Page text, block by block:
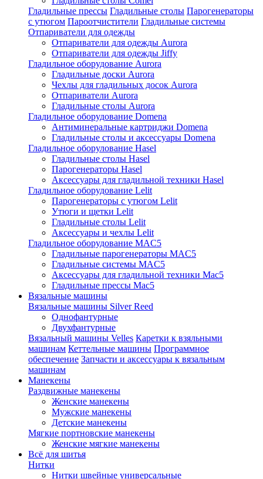
Гладильные прессы Гладильные столы Парогенераторы
с утюгом Пароотчистители Гладильные системы
Отпариватели для одежды
Отпариватели для одежды Aurora
Отпариватели для одежды Jiffy
Гладильное оборудование Aurora
Гладильные доски Aurora
Чехлы для гладильных досок Aurora
Отпариватели Aurora
Гладильные столы Aurora
Гладильное оборудование Domena
Антиминеральные картриджи Domena
Гладильные столы и аксессуары Domena
Гладильное оборулование Hasel
Гладильные столы Hasel
Парогенераторы Hasel
Аксессуары для гладильной техники Hasel
Гладильное оборудование Lelit
Парогенераторы с утюгом Lelit
Утюги и щетки Lelit
Гладильные столы Lelit
Аксессуары и чехлы Lelit
Гладильное оборудование MAC5
Гладильные парогенераторы MAC5
Гладильные системы MAC5
Аксессуары для гладильной техники Mac5
Гладильные прессы Mac5
Вязальные машины
Вязальные машины Silver Reed
Однофантурные
Двухфантурные
Вязальный машины Velles Каретки к взяльными
машинам Кеттельные машины Программное
обеспечение Запчасти и аксессуары к вязальным
машинам
Манекены
Раздвижные манекены
Женские манекены
Мужские манекены
Детские манекены
Мягкие портновские манекены
Женские мягкие манекены
Всё для шитья
Нитки
Нитки швейные универсальные